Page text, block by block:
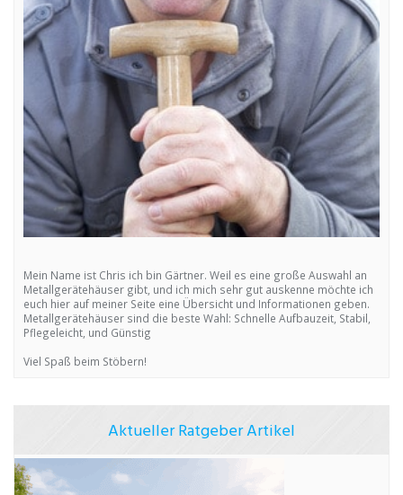
Mein Name ist Chris ich bin Gärtner. Weil es eine große Auswahl an
Metallgerätehäuser gibt, und ich mich sehr gut auskenne möchte ich
euch hier auf meiner Seite eine Übersicht und Informationen geben.
Metallgerätehäuser sind die beste Wahl: Schnelle Aufbauzeit, Stabil,
Pflegeleicht, und Günstig
Viel Spaß beim Stöbern!
Aktueller Ratgeber Artikel